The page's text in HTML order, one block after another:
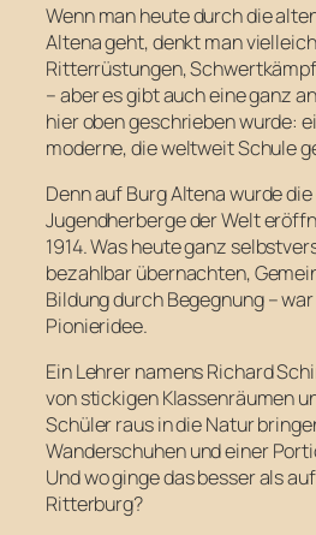
Wenn man heute durch die
Altena geht, denkt man
Ritterrüstungen,
– aber es gibt auch eine ganz
hier oben geschrieben wurde:
moderne, die weltweit Schule
Denn auf Burg Altena wurde
Jugendherberge der Welt
1914. Was heute ganz
bezahlbar übernachten,
Bildung durch Begegnung –
Pionieridee.
Ein Lehrer namens Richard
von stickigen Klassenräumen
Schüler raus in die Natur
Wanderschuhen und einer
Und wo ginge das besser als
Ritterburg?